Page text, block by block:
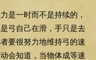
是一时而不是持续的，
弓自己在滑，手只是去
要很努力地维持弓的速
会知道，当物体成等速